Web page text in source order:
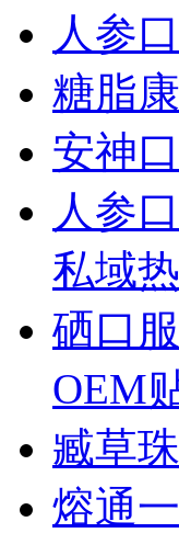
人参
糖脂
安神
人参
私域
硒口
OEM
臧草
熔通